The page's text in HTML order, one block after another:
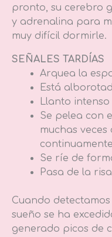
pronto, su cerebro
y adrenalina para
muy difícil dormirle.
SEÑALES TARDÍAS
Arquea la
Está
Llanto intenso
Se pelea con
muchas
continuamente
Se ríe de
Pasa de la
Cuando
sueño se ha
generado picos de